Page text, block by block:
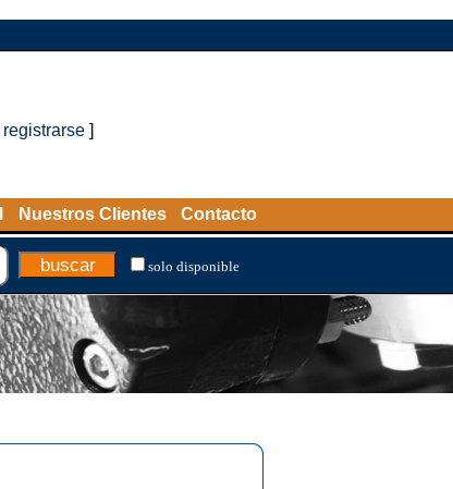
registrarse]
Nuestros Clientes Contacto
solo disponible